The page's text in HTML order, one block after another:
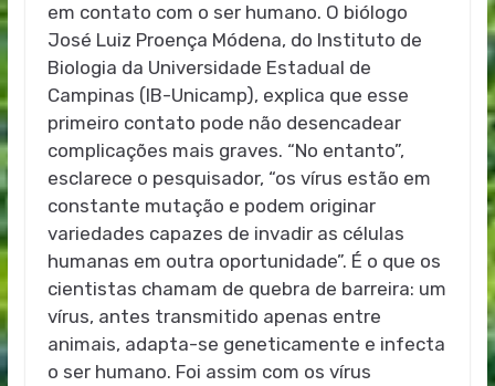
em contato com o ser humano. O biólogo
José Luiz Proença Módena, do Instituto de
Biologia da Universidade Estadual de
Campinas (IB-Unicamp), explica que esse
primeiro contato pode não desencadear
complicações mais graves. “No entanto”,
esclarece o pesquisador, “os vírus estão em
constante mutação e podem originar
variedades capazes de invadir as células
humanas em outra oportunidade”. É o que os
cientistas chamam de quebra de barreira: um
vírus, antes transmitido apenas entre
animais, adapta-se geneticamente e infecta
o ser humano. Foi assim com os vírus